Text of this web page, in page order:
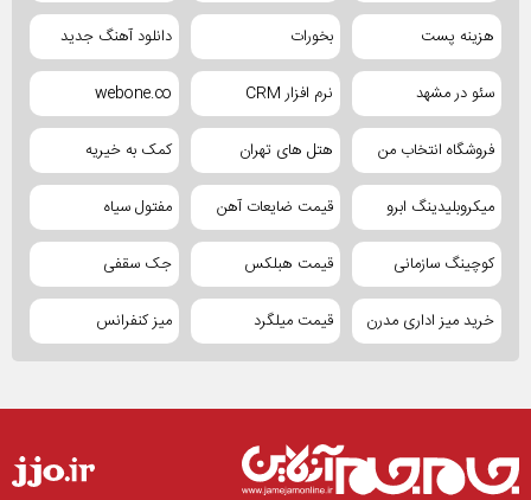
هزینه پست بخورات دانلود آهنگ جدید
سئو در مشهد نرم افزار CRM webone.co
فروشگاه انتخاب من هتل های تهران کمک به خیریه
میکروبلیدینگ ابرو قیمت ضایعات آهن مفتول سیاه
کوچینگ سازمانی قیمت هبلکس جک سقفی
خرید میز اداری مدرن قیمت میلگرد میز کنفرانس